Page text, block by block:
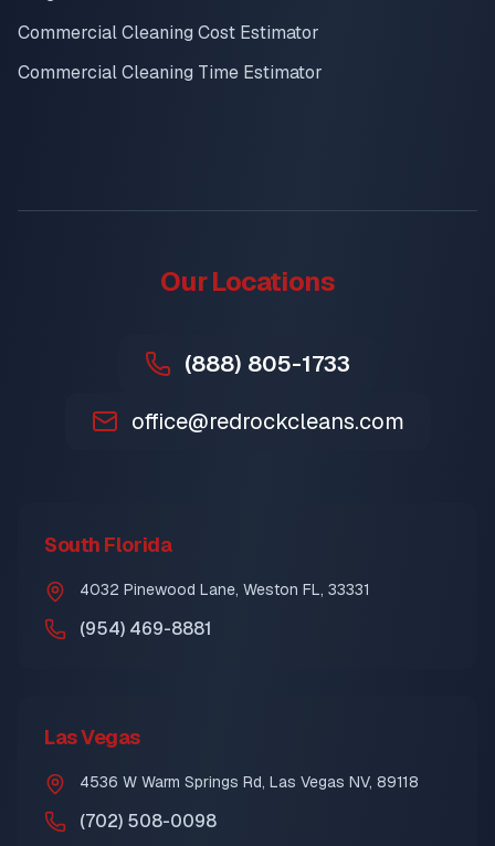
Commercial Cleaning Cost Estimator
Commercial Cleaning Time Estimator
Our Locations
(888) 805-1733
office@redrockcleans.com
South Florida
4032 Pinewood Lane, Weston FL, 33331
(954) 469-8881
Las Vegas
4536 W Warm Springs Rd, Las Vegas NV, 89118
(702) 508-0098